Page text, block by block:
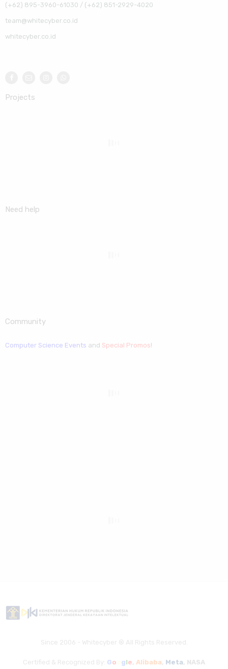
(+62) 895-3960-61030 / (+62) 851-2929-4020
team@whitecyber.co.id
whitecyber.co.id
Projects
Need help
Community
Computer Science Events and Special Promos!
Since 2006 - Whitecyber ® All Rights Reserved.
Certified & Recognized By: Go gle, Alibaba, Meta, NASA